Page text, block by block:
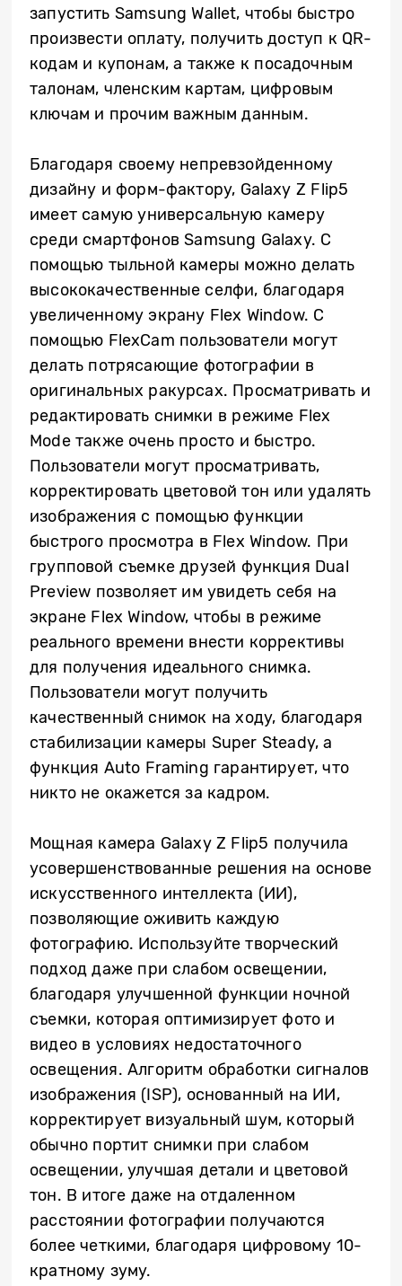
запустить Samsung Wallet, чтобы быстро
произвести оплату, получить доступ к QR-
кодам и купонам, а также к посадочным
талонам, членским картам, цифровым
ключам и прочим важным данным.
Благодаря своему непревзойденному
дизайну и форм-фактору, Galaxy Z Flip5
имеет самую универсальную камеру
среди смартфонов Samsung Galaxy. С
помощью тыльной камеры можно делать
высококачественные селфи, благодаря
увеличенному экрану Flex Window. С
помощью FlexCam пользователи могут
делать потрясающие фотографии в
оригинальных ракурсах. Просматривать и
редактировать снимки в режиме Flex
Mode также очень просто и быстро.
Пользователи могут просматривать,
корректировать цветовой тон или удалять
изображения с помощью функции
быстрого просмотра в Flex Window. При
групповой съемке друзей функция Dual
Preview позволяет им увидеть себя на
экране Flex Window, чтобы в режиме
реального времени внести коррективы
для получения идеального снимка.
Пользователи могут получить
качественный снимок на ходу, благодаря
стабилизации камеры Super Steady, а
функция Auto Framing гарантирует, что
никто не окажется за кадром.
Мощная камера Galaxy Z Flip5 получила
усовершенствованные решения на основе
искусственного интеллекта (ИИ),
позволяющие оживить каждую
фотографию. Используйте творческий
подход даже при слабом освещении,
благодаря улучшенной функции ночной
съемки, которая оптимизирует фото и
видео в условиях недостаточного
освещения. Алгоритм обработки сигналов
изображения (ISP), основанный на ИИ,
корректирует визуальный шум, который
обычно портит снимки при слабом
освещении, улучшая детали и цветовой
тон. В итоге даже на отдаленном
расстоянии фотографии получаются
более четкими, благодаря цифровому 10-
кратному зуму.